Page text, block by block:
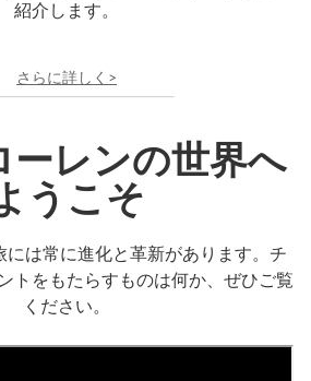
紹介します。
さらに詳しく>
ーレンの世界へ
うこそ
には常に進化と革新があります。チ
トをもたらすものは何か、ぜひご覧
ください。